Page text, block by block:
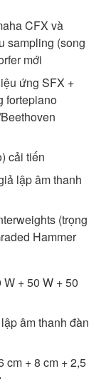
CFX và
sampling (song
mới
ứng SFX +
fortepiano
cải tiến
lập âm thanh
(trọng
Hammer
+ 50 W + 50
âm thanh đàn
cm + 8 cm + 2,5